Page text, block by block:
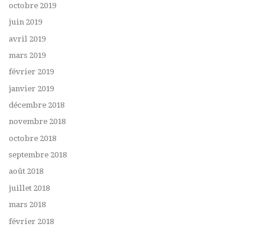
octobre 2019
juin 2019
avril 2019
mars 2019
février 2019
janvier 2019
décembre 2018
novembre 2018
octobre 2018
septembre 2018
août 2018
juillet 2018
mars 2018
février 2018